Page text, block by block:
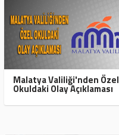
Malatya Valiliği'nden Özel
Okuldaki Olay Açıklaması